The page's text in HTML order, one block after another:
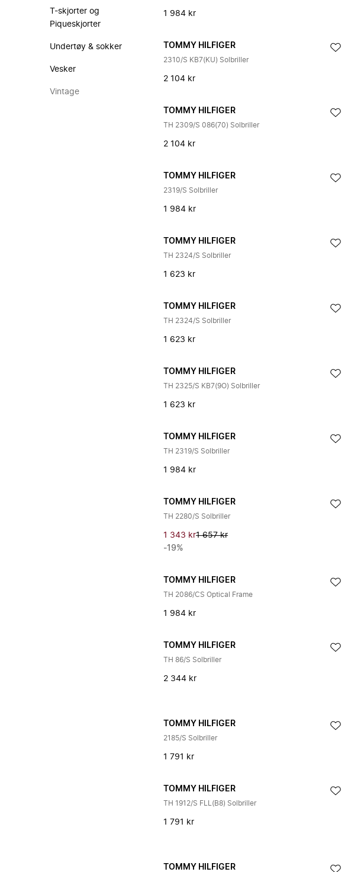
T-skjorter og
Piqueskjorter
Undertøy & sokker
Vesker
Vintage
1 984 kr
TOMMY HILFIGER
2310/S KB7(KU) Solbriller
2 104 kr
TOMMY HILFIGER
TH 2309/S 086(70) Solbriller
2 104 kr
TOMMY HILFIGER
2319/S Solbriller
1 984 kr
TOMMY HILFIGER
TH 2324/S Solbriller
1 623 kr
TOMMY HILFIGER
TH 2324/S Solbriller
1 623 kr
TOMMY HILFIGER
TH 2325/S KB7(9O) Solbriller
1 623 kr
TOMMY HILFIGER
TH 2319/S Solbriller
1 984 kr
TOMMY HILFIGER
TH 2280/S Solbriller
1 343 kr1 657 kr
-19%
TOMMY HILFIGER
TH 2086/CS Optical Frame
1 984 kr
TOMMY HILFIGER
TH 86/S Solbriller
2 344 kr
TOMMY HILFIGER
2185/S Solbriller
1 791 kr
TOMMY HILFIGER
TH 1912/S FLL(B8) Solbriller
1 791 kr
TOMMY HILFIGER